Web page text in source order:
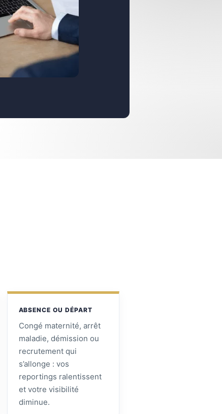
ABSENCE OU DÉPART
Congé maternité, arrêt
maladie, démission ou
recrutement qui
s’allonge : vos
reportings ralentissent
et votre visibilité
diminue.